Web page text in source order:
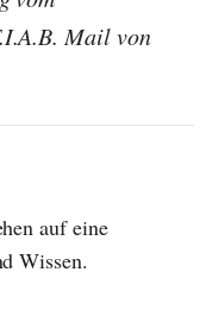
Mail von
auf eine
Wissen.